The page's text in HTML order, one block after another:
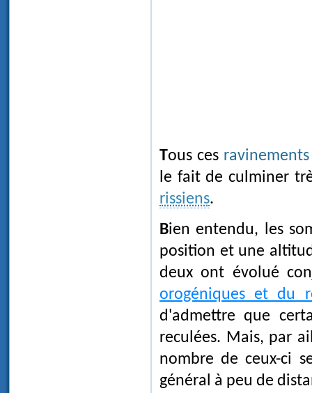
Tous ces ravinements
le fait de culminer
rissiens.
Bien entendu, les sommets des ravins ne se sont pas maintenus à une
position et une
deux ont évolué
orogéniques et du
d'admettre que
reculées. Mais, par
nombre de ceux-ci
général à peu de